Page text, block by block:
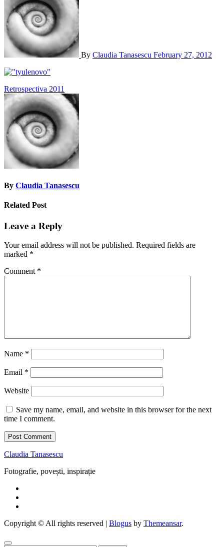
By Claudia Tanasescu February 27, 2012
Post
navigation
Retrospectiva 2011
By Claudia Tanasescu
Related Post
Leave a Reply
Your email address will not be published. Required fields are
marked *
Comment *
Name *
Email *
Website
Save my name, email, and website in this browser for the next
time I comment.
Claudia Tanasescu
Fotografie, povești, inspirație
Copyright © All rights reserved | Blogus by Themeansar.